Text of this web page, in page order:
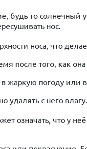
будь то солнечный
нос.
носа, что
после того, как
жаркую погоду или
удалять с него влагу.
означать, что у